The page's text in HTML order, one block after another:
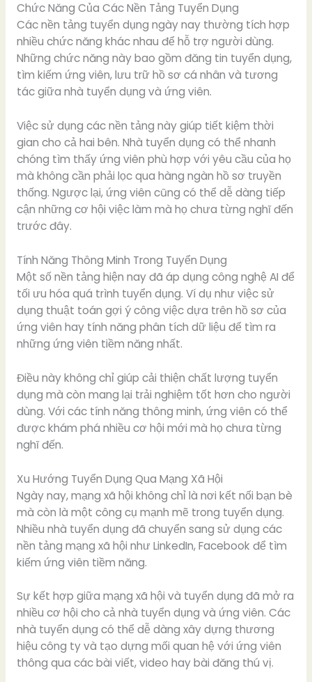
Chức Năng Của Các Nền Tảng Tuyển Dụng
Các nền tảng tuyển dụng ngày nay thường tích hợp
nhiều chức năng khác nhau để hỗ trợ người dùng.
Những chức năng này bao gồm đăng tin tuyển dụng,
tìm kiếm ứng viên, lưu trữ hồ sơ cá nhân và tương
tác giữa nhà tuyển dụng và ứng viên.
Việc sử dụng các nền tảng này giúp tiết kiệm thời
gian cho cả hai bên. Nhà tuyển dụng có thể nhanh
chóng tìm thấy ứng viên phù hợp với yêu cầu của họ
mà không cần phải lọc qua hàng ngàn hồ sơ truyền
thống. Ngược lại, ứng viên cũng có thể dễ dàng tiếp
cận những cơ hội việc làm mà họ chưa từng nghĩ đến
trước đây.
Tính Năng Thông Minh Trong Tuyển Dụng
Một số nền tảng hiện nay đã áp dụng công nghệ AI để
tối ưu hóa quá trình tuyển dụng. Ví dụ như việc sử
dụng thuật toán gợi ý công việc dựa trên hồ sơ của
ứng viên hay tính năng phân tích dữ liệu để tìm ra
những ứng viên tiềm năng nhất.
Điều này không chỉ giúp cải thiện chất lượng tuyển
dụng mà còn mang lại trải nghiệm tốt hơn cho người
dùng. Với các tính năng thông minh, ứng viên có thể
được khám phá nhiều cơ hội mới mà họ chưa từng
nghĩ đến.
Xu Hướng Tuyển Dụng Qua Mạng Xã Hội
Ngày nay, mạng xã hội không chỉ là nơi kết nối bạn bè
mà còn là một công cụ mạnh mẽ trong tuyển dụng.
Nhiều nhà tuyển dụng đã chuyển sang sử dụng các
nền tảng mạng xã hội như LinkedIn, Facebook để tìm
kiếm ứng viên tiềm năng.
Sự kết hợp giữa mạng xã hội và tuyển dụng đã mở ra
nhiều cơ hội cho cả nhà tuyển dụng và ứng viên. Các
nhà tuyển dụng có thể dễ dàng xây dựng thương
hiệu công ty và tạo dựng mối quan hệ với ứng viên
thông qua các bài viết, video hay bài đăng thú vị.